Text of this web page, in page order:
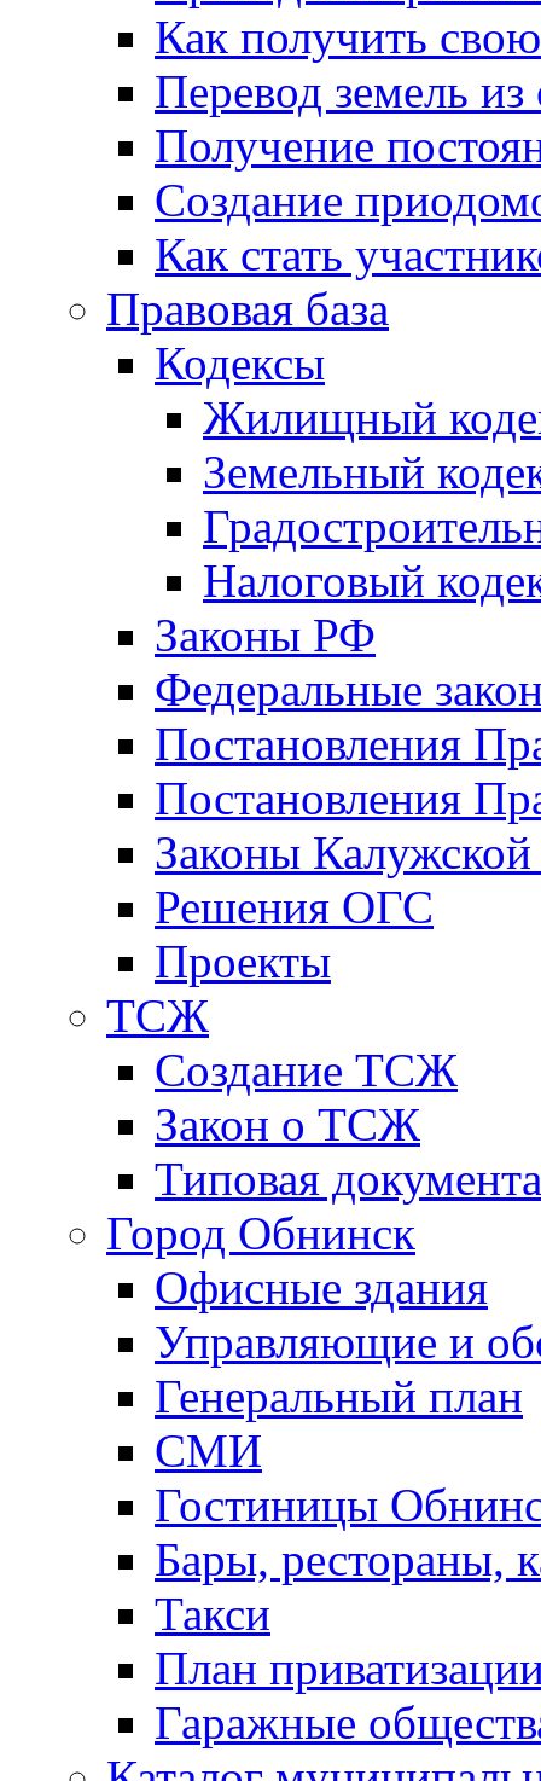
Как получить
Перевод земель
Получение
Создание
Как стать
Правовая база
Кодексы
Жилищный
Земельный
Налоговый
Законы РФ
Федеральные
Постановления
Постановления
Законы Калужской
Решения ОГС
Проекты
ТСЖ
Создание ТСЖ
Закон о ТСЖ
Типовая
Город Обнинск
Офисные здания
Управляющие и
Генеральный план
СМИ
Гостиницы
Бары, рестораны,
Такси
План
Гаражные